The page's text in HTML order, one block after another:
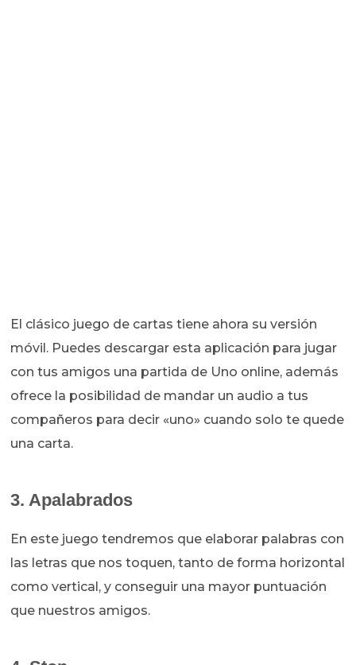
El clásico juego de cartas tiene ahora su versión
móvil. Puedes descargar esta aplicación para jugar
con tus amigos una partida de Uno online, además
ofrece la posibilidad de mandar un audio a tus
compañeros para decir «uno» cuando solo te quede
una carta.
3. Apalabrados
En este juego tendremos que elaborar palabras con
las letras que nos toquen, tanto de forma horizontal
como vertical, y conseguir una mayor puntuación
que nuestros amigos.